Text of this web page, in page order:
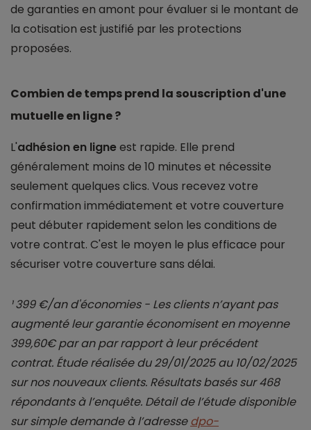
de garanties en amont pour évaluer si le montant de
la cotisation est justifié par les protections
proposées.
Combien de temps prend la souscription d'une
mutuelle en ligne ?
L'adhésion en ligneest rapide. Elle prend
généralement moins de 10 minutes et nécessite
seulement quelques clics. Vous recevez votre
confirmation immédiatement et votre couverture
peut débuter rapidement selon les conditions de
votre contrat. C'est le moyen le plus efficace pour
sécuriser votre couverture sans délai.
¹ 399 €/an d'économies - Les clients n’ayant pas
augmenté leur garantie économisent en moyenne
399,60€ par an par rapport à leur précédent
contrat. Étude réalisée du 29/01/2025 au 10/02/2025
sur nos nouveaux clients. Résultats basés sur 468
répondants à l’enquête. Détail de l’étude disponible
sur simple demande à l’adressedpo-